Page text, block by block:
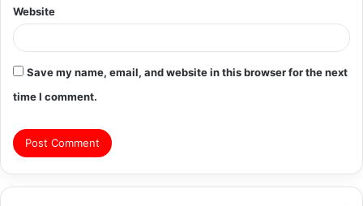
Website
Save my name, email, and website in this browser for the next
time I comment.